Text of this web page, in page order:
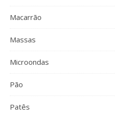
Macarrão
Massas
Microondas
Pão
Patês